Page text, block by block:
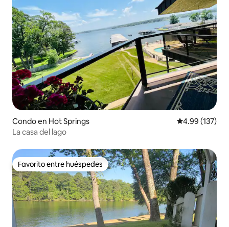
Condo en Hot Springs Calificación
4.99 (137)
La casa del lago
Favorito entre huéspedes
Favorito entre huéspedes